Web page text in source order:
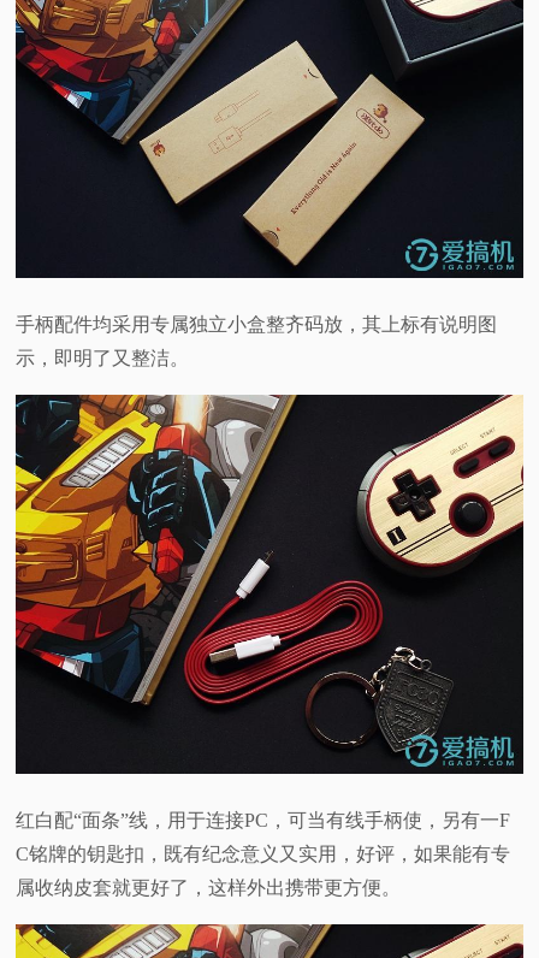
手柄配件均采用专属独立小盒整齐码放，其上标有说明图
示，即明了又整洁。
红白配“面条”线，用于连接PC，可当有线手柄使，另有一F
C铭牌的钥匙扣，既有纪念意义又实用，好评，如果能有专
属收纳皮套就更好了，这样外出携带更方便。